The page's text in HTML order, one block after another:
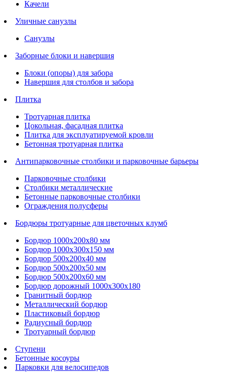
Качели
Уличные санузлы
Санузлы
Заборные блоки и навершия
Блоки (опоры) для забора
Навершия для столбов и забора
Плитка
Тротуарная плитка
Цокольная, фасадная плитка
Плитка для эксплуатируемой кровли
Бетонная тротуарная плитка
Антипарковочные столбики и парковочные барьеры
Парковочные столбики
Столбики металлические
Бетонные парковочные столбики
Ограждения полусферы
Бордюры тротуарные для цветочных клумб
Бордюр 1000х200х80 мм
Бордюр 1000х300х150 мм
Бордюр 500х200х40 мм
Бордюр 500х200х50 мм
Бордюр 500х200х60 мм
Бордюр дорожный 1000х300х180
Гранитный бордюр
Металлический бордюр
Пластиковый бордюр
Радиусный бордюр
Тротуарный бордюр
Ступени
Бетонные косоуры
Парковки для велосипедов